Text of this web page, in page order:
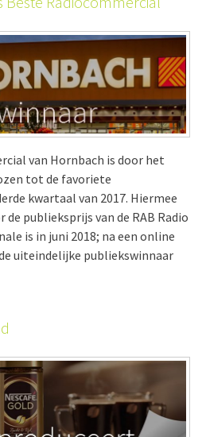
van Hornbach is door het
tot de favoriete
kwartaal van 2017. Hiermee
publieksprijs van de RAB Radio
is in juni 2018; na een online
uiteindelijke publiekswinnaar